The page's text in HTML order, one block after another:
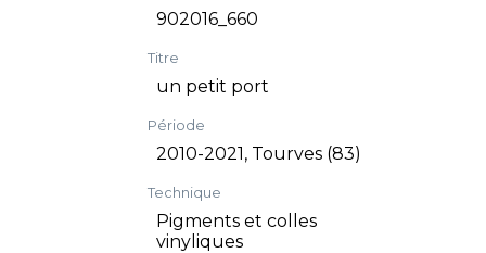
902016_660
Titre
un petit port
Période
2010-2021, Tourves (83)
Technique
Pigments et colles
vinyliques